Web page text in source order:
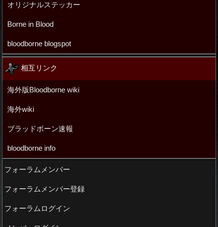
オリジナルステッカー
Borne in Blood
bloodborne blogspot
相互リンク
海外版Bloodborne wiki
海外wiki
ブラッドボーン速報
bloodborne info
フォーラムメンバー
フォーラムメンバー登録
フォーラムログイン